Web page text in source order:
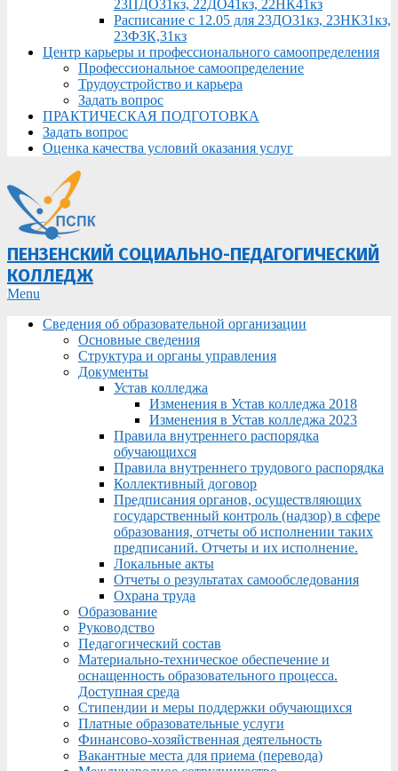
23ПДО31кз, 22ДО41кз, 22НК41кз
Расписание с 12.05 для 23ДО31кз, 23НК31кз,
23ФЗК,31кз
Центр карьеры и профессионального самоопределения
Профессиональное самоопределение
Трудоустройство и карьера
Задать вопрос
ПРАКТИЧЕСКАЯ ПОДГОТОВКА
Задать вопрос
Оценка качества условий оказания услуг
ПЕНЗЕНСКИЙ СОЦИАЛЬНО-ПЕДАГОГИЧЕСКИЙ
КОЛЛЕДЖ
Primary
Menu
Menu
Сведения об образовательной организации
Основные сведения
Структура и органы управления
Документы
Устав колледжа
Изменения в Устав колледжа 2018
Изменения в Устав колледжа 2023
Правила внутреннего распорядка
обучающихся
Правила внутреннего трудового распорядка
Коллективный договор
Предписания органов, осуществляющих
государственный контроль (надзор) в сфере
образования, отчеты об исполнении таких
предписаний. Отчеты и их исполнение.
Локальные акты
Отчеты о результатах самообследования
Охрана труда
Образование
Руководство
Педагогический состав
Материально-техническое обеспечение и
оснащенность образовательного процесса.
Доступная среда
Стипендии и меры поддержки обучающихся
Платные образовательные услуги
Финансово-хозяйственная деятельность
Вакантные места для приема (перевода)